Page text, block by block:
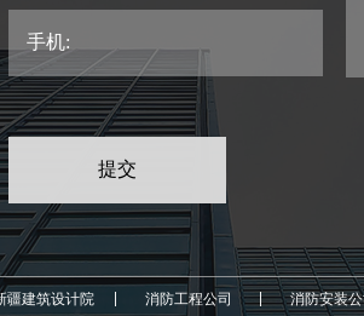
手机:
疆建筑设计院 消防工程公司 消防安装